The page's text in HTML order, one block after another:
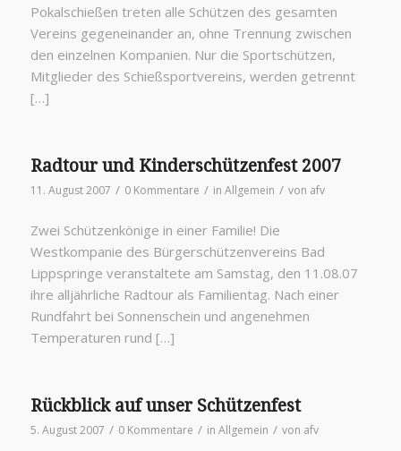
Pokalschießen treten alle Schützen des gesamten
Vereins gegeneinander an, ohne Trennung zwischen
den einzelnen Kompanien. Nur die Sportschützen,
Mitglieder des Schießsportvereins, werden getrennt
[…]
Radtour und Kinderschützenfest 2007
11. August 2007 / 0 Kommentare / in Allgemein / von afv
Zwei Schützenkönige in einer Familie! Die
Westkompanie des Bürgerschützenvereins Bad
Lippspringe veranstaltete am Samstag, den 11.08.07
ihre alljährliche Radtour als Familientag. Nach einer
Rundfahrt bei Sonnenschein und angenehmen
Temperaturen rund […]
Rückblick auf unser Schützenfest
5. August 2007 / 0 Kommentare / in Allgemein / von afv